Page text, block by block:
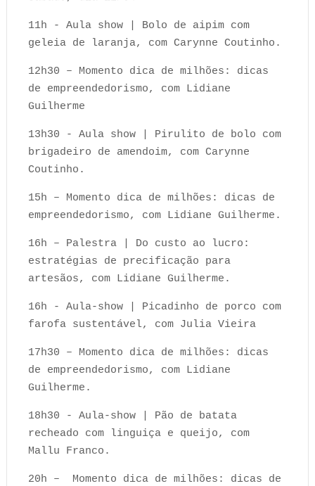
11h - Aula show | Bolo de aipim com
geleia de laranja, com Carynne Coutinho.
12h30 – Momento dica de milhões: dicas
de empreendedorismo, com Lidiane
Guilherme
13h30 - Aula show | Pirulito de bolo com
brigadeiro de amendoim, com Carynne
Coutinho.
15h – Momento dica de milhões: dicas de
empreendedorismo, com Lidiane Guilherme.
16h – Palestra | Do custo ao lucro:
estratégias de precificação para
artesãos, com Lidiane Guilherme.
16h - Aula-show | Picadinho de porco com
farofa sustentável, com Julia Vieira
17h30 – Momento dica de milhões: dicas
de empreendedorismo, com Lidiane
Guilherme.
18h30 - Aula-show | Pão de batata
recheado com linguiça e queijo, com
Mallu Franco.
20h – ​Momento dica de milhões: dicas de